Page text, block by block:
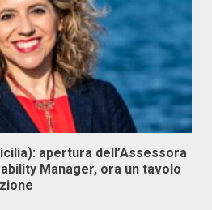
apertura dell’Assessora
Manager, ora un tavolo